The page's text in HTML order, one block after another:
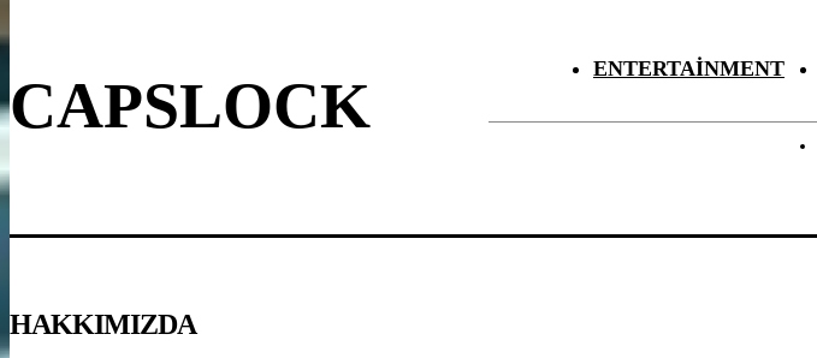
CAPSLOCK
ENTERTAINMENT
HAKKIMIZDA